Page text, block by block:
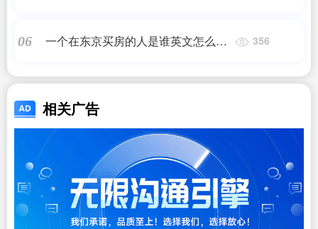
06
一个在东京买房的人是谁英文怎么写
房价怎么样?
356
相关广告